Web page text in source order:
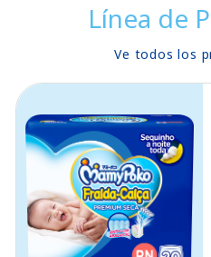
Línea de
Ve todos los